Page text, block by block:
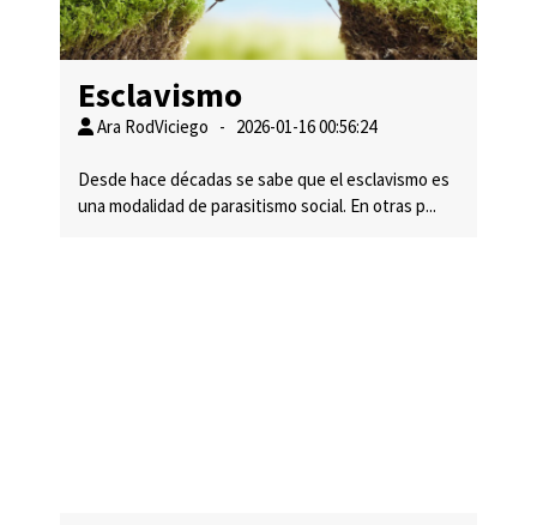
Esclavismo
Ara RodViciego - 2026-01-16 00:56:24
Desde hace décadas se sabe que el esclavismo es
una modalidad de parasitismo social. En otras p...